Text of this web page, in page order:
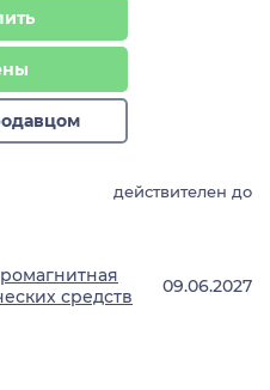
действителен до
средств
09.06.2027